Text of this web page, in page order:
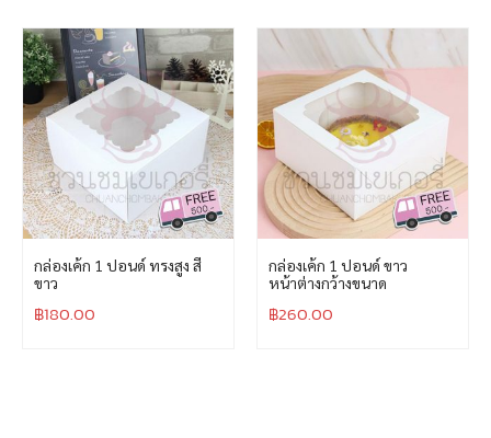
กล่องเค้ก 1 ปอนด์ ทรงสูง สี
ขาว
฿180.00
กล่องเค้ก 1 ปอนด์ ขาว
หน้าต่างกว้างขนาด
฿260.00